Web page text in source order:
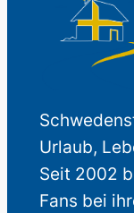
Urlaub,
Seit 2002
Fans bei